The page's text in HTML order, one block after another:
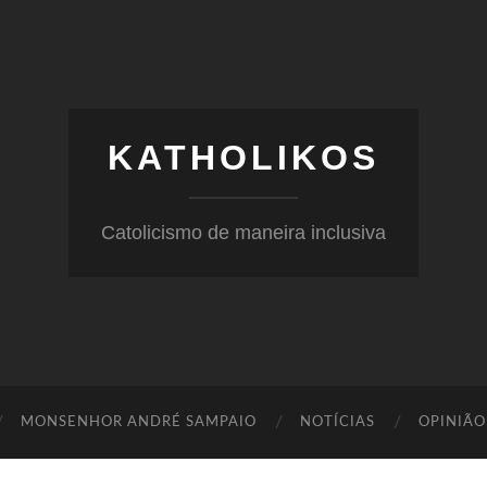
KATHOLIKOS
Catolicismo de maneira inclusiva
MONSENHOR ANDRÉ SAMPAIO NOTÍCIAS OPINIÃO